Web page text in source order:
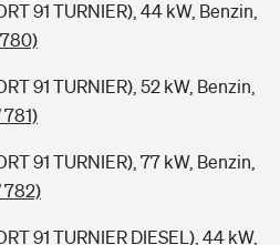
91 TURNIER), 44 kW, Benzin,
91 TURNIER), 52 kW, Benzin,
91 TURNIER), 77 kW, Benzin,
782)
91 TURNIER DIESEL), 44 kW,